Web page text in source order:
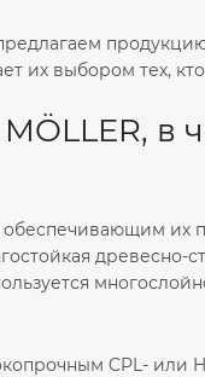
продукцию
их выбором тех,
в
их
CPL- или